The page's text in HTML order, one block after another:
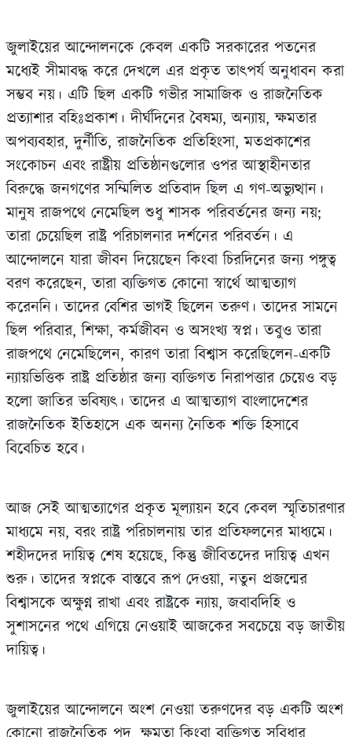
জুলাইয়ের আন্দোলনকে কেবল একটি সরকারের পতনের
মধ্যেই সীমাবদ্ধ করে দেখলে এর প্রকৃত তাৎপর্য অনুধাবন করা
সম্ভব নয়। এটি ছিল একটি গভীর সামাজিক ও রাজনৈতিক
প্রত্যাশার বহিঃপ্রকাশ। দীর্ঘদিনের বৈষম্য, অন্যায়, ক্ষমতার
অপব্যবহার, দুর্নীতি, রাজনৈতিক প্রতিহিংসা, মতপ্রকাশের
সংকোচন এবং রাষ্ট্রীয় প্রতিষ্ঠানগুলোর ওপর আস্থাহীনতার
বিরুদ্ধে জনগণের সম্মিলিত প্রতিবাদ ছিল এ গণ-অভ্যুত্থান।
মানুষ রাজপথে নেমেছিল শুধু শাসক পরিবর্তনের জন্য নয়;
তারা চেয়েছিল রাষ্ট্র পরিচালনার দর্শনের পরিবর্তন। এ
আন্দোলনে যারা জীবন দিয়েছেন কিংবা চিরদিনের জন্য পঙ্গুত্ব
বরণ করেছেন, তারা ব্যক্তিগত কোনো স্বার্থে আত্মত্যাগ
করেননি। তাদের বেশির ভাগই ছিলেন তরুণ। তাদের সামনে
ছিল পরিবার, শিক্ষা, কর্মজীবন ও অসংখ্য স্বপ্ন। তবুও তারা
রাজপথে নেমেছিলেন, কারণ তারা বিশ্বাস করেছিলেন-একটি
ন্যায়ভিত্তিক রাষ্ট্র প্রতিষ্ঠার জন্য ব্যক্তিগত নিরাপত্তার চেয়েও বড়
হলো জাতির ভবিষ্যৎ। তাদের এ আত্মত্যাগ বাংলাদেশের
রাজনৈতিক ইতিহাসে এক অনন্য নৈতিক শক্তি হিসাবে
বিবেচিত হবে।
আজ সেই আত্মত্যাগের প্রকৃত মূল্যায়ন হবে কেবল স্মৃতিচারণার
মাধ্যমে নয়, বরং রাষ্ট্র পরিচালনায় তার প্রতিফলনের মাধ্যমে।
শহীদদের দায়িত্ব শেষ হয়েছে, কিন্তু জীবিতদের দায়িত্ব এখন
শুরু। তাদের স্বপ্নকে বাস্তবে রূপ দেওয়া, নতুন প্রজন্মের
বিশ্বাসকে অক্ষুণ্ন রাখা এবং রাষ্ট্রকে ন্যায়, জবাবদিহি ও
সুশাসনের পথে এগিয়ে নেওয়াই আজকের সবচেয়ে বড় জাতীয়
দায়িত্ব।
জুলাইয়ের আন্দোলনে অংশ নেওয়া তরুণদের বড় একটি অংশ